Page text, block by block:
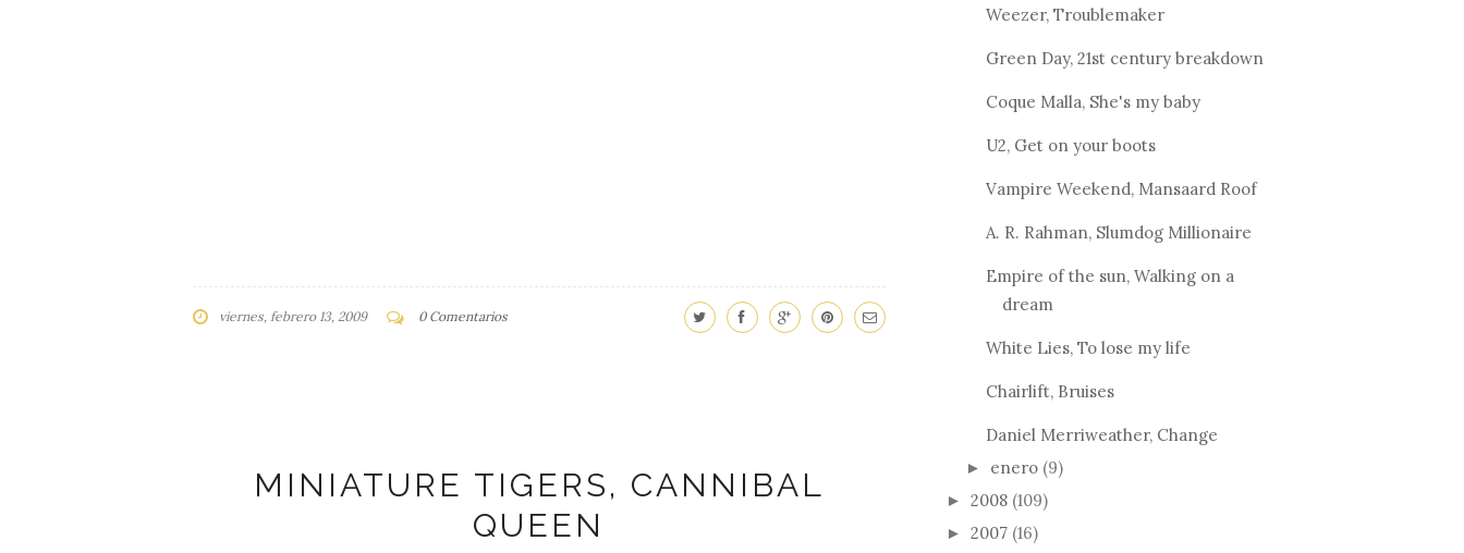
viernes, febrero 13, 2009 0 Comentarios
MINIATURE TIGERS, CANNIBAL
QUEEN
Weezer, Troublemaker
Green Day, 21st century breakdown
Coque Malla, She's my baby
U2, Get on your boots
Vampire Weekend, Mansaard Roof
A. R. Rahman, Slumdog Millionaire
Empire of the sun, Walking on a
dream
White Lies, To lose my life
Chairlift, Bruises
Daniel Merriweather, Change
► enero (9)
► 2008 (109)
► 2007 (16)